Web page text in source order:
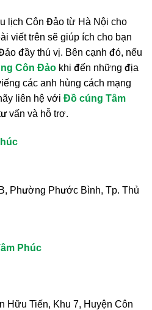
lịch Côn Đảo từ Hà Nội cho
viết trên sẽ giúp ích cho bạn
đầy thú vị. Bên cạnh đó, nếu
Côn Đảo khi đến những địa
các anh hùng cách mạng
liên hệ với Đồ cúng Tâm
vấn và hỗ trợ.
Phường Phước Bình, Tp. Thủ
Phúc
Hữu Tiến, Khu 7, Huyện Côn